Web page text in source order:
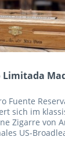
Fuente
sich im
Zigarre von
US-